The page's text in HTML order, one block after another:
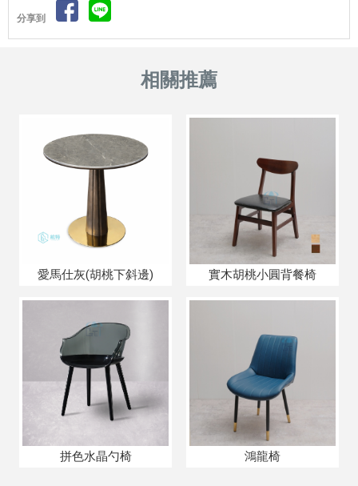
分享到
愛馬仕灰(胡桃下斜邊) 實木胡桃小圓背餐椅
拼色水晶勺椅 鴻龍椅